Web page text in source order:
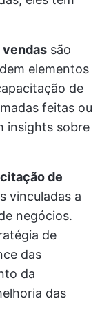
vendas são
elementos
de
feitas ou
insights sobre
de
vinculadas a
negócios.
de
das
da
das